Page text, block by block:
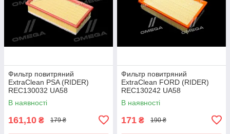
Фильтр повитряний
ExtraClean PSA (RIDER)
REC130032 UA58
В наявності
161,10 ₴ 179 ₴
Фильтр повитряний
ExtraClean FORD (RIDER)
REC130242 UA58
В наявності
171 ₴ 190 ₴